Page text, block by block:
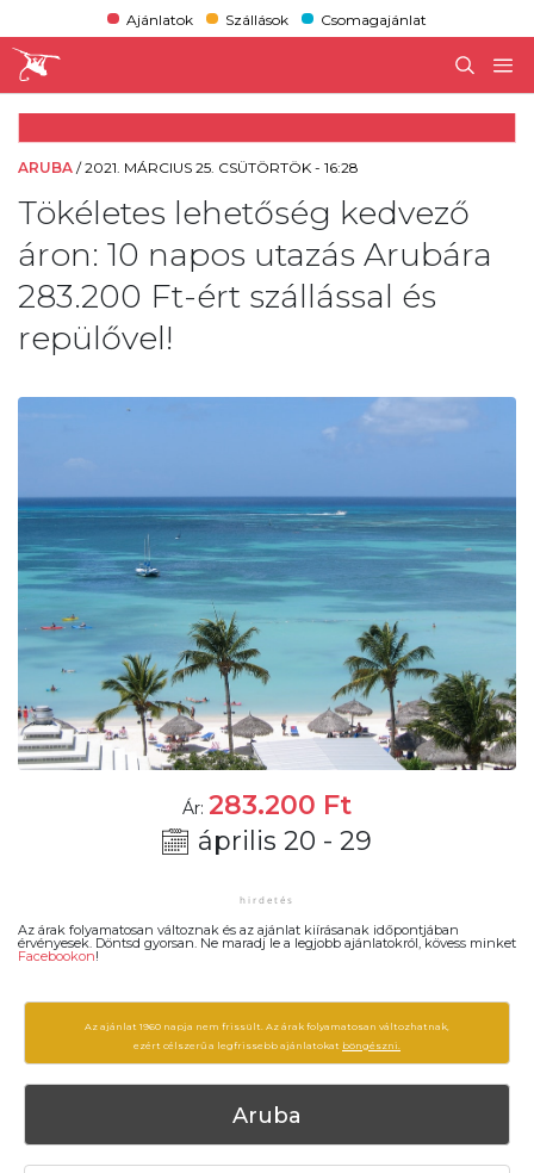
Ajánlatok Szállások Csomagajánlat
ARUBA /2021. MÁRCIUS 25. CSÜTÖRTÖK - 16:28
Tökéletes lehetőség kedvező
áron: 10 napos utazás Arubára
283.200 Ft-ért szállással és
repülővel!
Ár: 283.200 Ft
április 20 - 29
Az árak folyamatosan változnak és az ajánlat kiírásanak időpontjában
érvényesek. Döntsd gyorsan. Ne maradj le a legjobb ajánlatokról, kövess minket
Facebookon!
Az ajánlat 1960 napja nem frissült. Az árak folyamatosan változhatnak,
ezért célszerű a legfrissebb ajánlatokat böngészni.
Aruba